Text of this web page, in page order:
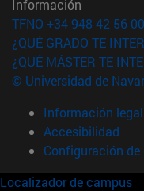
Información
TFNO +34 948 42 56 00
¿QUÉ GRADO TE
¿QUÉ MÁSTER TE
© Universidad de
Información legal
Accesibilidad
Configuración de
Localizador de campus